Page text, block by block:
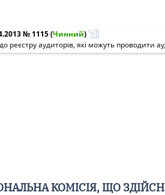
№ 1115(Чинний)
реєстру аудиторів, які можуть
КОМІСІЯ, ЩО